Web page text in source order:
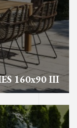
160x90 III